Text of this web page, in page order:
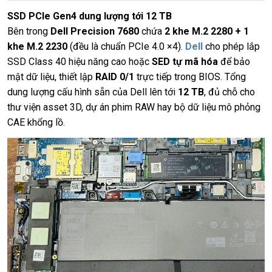
SSD PCIe Gen4 dung lượng tới 12 TB
Bên trong Dell Precision 7680 chứa 2 khe M.2 2280 + 1
khe M.2 2230 (đều là chuẩn PCIe 4.0 ×4). Dell cho phép lắp
SSD Class 40 hiệu năng cao hoặc SED tự mã hóa để bảo
mật dữ liệu, thiết lập RAID 0/1 trực tiếp trong BIOS. Tổng
dung lượng cấu hình sẵn của Dell lên tới 12 TB, đủ chỗ cho
thư viện asset 3D, dự án phim RAW hay bộ dữ liệu mô phỏng
CAE khổng lồ.